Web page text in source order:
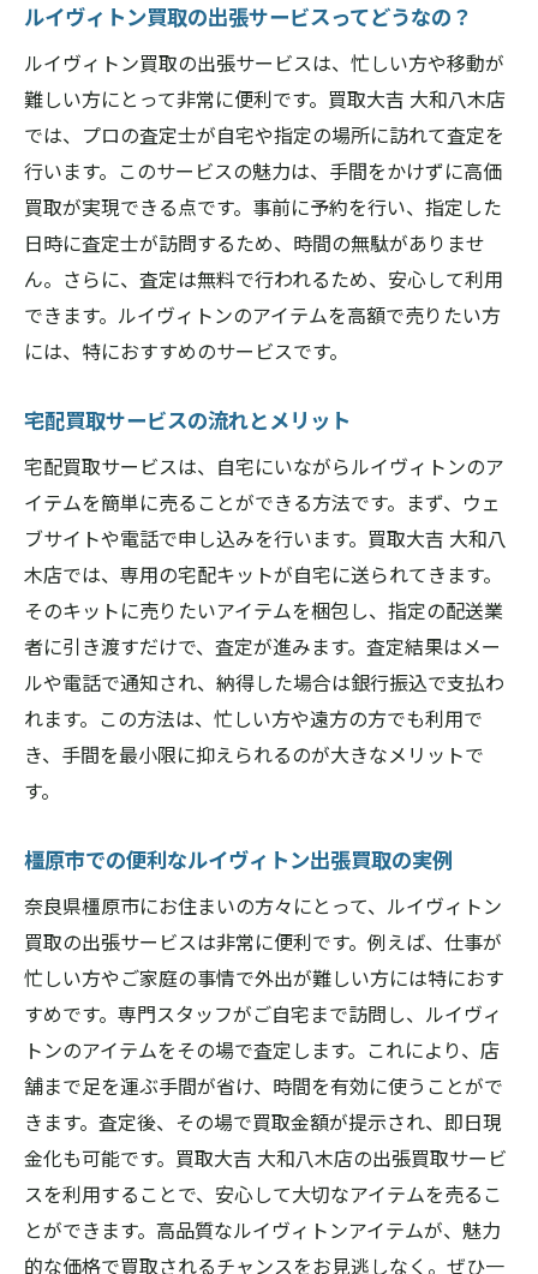
ルイヴィトン買取の出張サービスってどうなの？
ルイヴィトン買取の出張サービスは、忙しい方や移動が
難しい方にとって非常に便利です。買取大吉 大和八木店
では、プロの査定士が自宅や指定の場所に訪れて査定を
行います。このサービスの魅力は、手間をかけずに高価
買取が実現できる点です。事前に予約を行い、指定した
日時に査定士が訪問するため、時間の無駄がありませ
ん。さらに、査定は無料で行われるため、安心して利用
できます。ルイヴィトンのアイテムを高額で売りたい方
には、特におすすめのサービスです。
宅配買取サービスの流れとメリット
宅配買取サービスは、自宅にいながらルイヴィトンのア
イテムを簡単に売ることができる方法です。まず、ウェ
ブサイトや電話で申し込みを行います。買取大吉 大和八
木店では、専用の宅配キットが自宅に送られてきます。
そのキットに売りたいアイテムを梱包し、指定の配送業
者に引き渡すだけで、査定が進みます。査定結果はメー
ルや電話で通知され、納得した場合は銀行振込で支払わ
れます。この方法は、忙しい方や遠方の方でも利用で
き、手間を最小限に抑えられるのが大きなメリットで
す。
橿原市での便利なルイヴィトン出張買取の実例
奈良県橿原市にお住まいの方々にとって、ルイヴィトン
買取の出張サービスは非常に便利です。例えば、仕事が
忙しい方やご家庭の事情で外出が難しい方には特におす
すめです。専門スタッフがご自宅まで訪問し、ルイヴィ
トンのアイテムをその場で査定します。これにより、店
舗まで足を運ぶ手間が省け、時間を有効に使うことがで
きます。査定後、その場で買取金額が提示され、即日現
金化も可能です。買取大吉 大和八木店の出張買取サービ
スを利用することで、安心して大切なアイテムを売るこ
とができます。高品質なルイヴィトンアイテムが、魅力
的な価格で買取されるチャンスをお見逃しなく。ぜひ一